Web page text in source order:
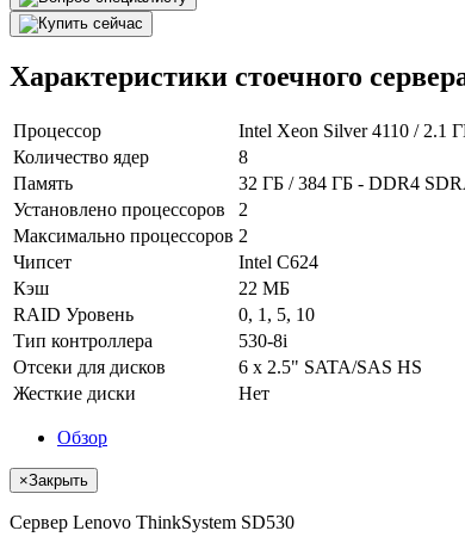
Характеристики стоечного
Процессор
Intel Xeon Silver 4110 / 2.1
Количество ядер
8
Память
32 ГБ / 384 ГБ - DDR4
Установлено процессоров
2
Максимально процессоров 2
Чипсет
Intel C624
Кэш
22 МБ
RAID Уровень
0, 1, 5, 10
Тип контроллера
530-8i
Отсеки для дисков
6 x 2.5" SATA/SAS HS
Жесткие диски
Нет
Обзор
×Закрыть
Сервер Lenovo ThinkSystem SD530